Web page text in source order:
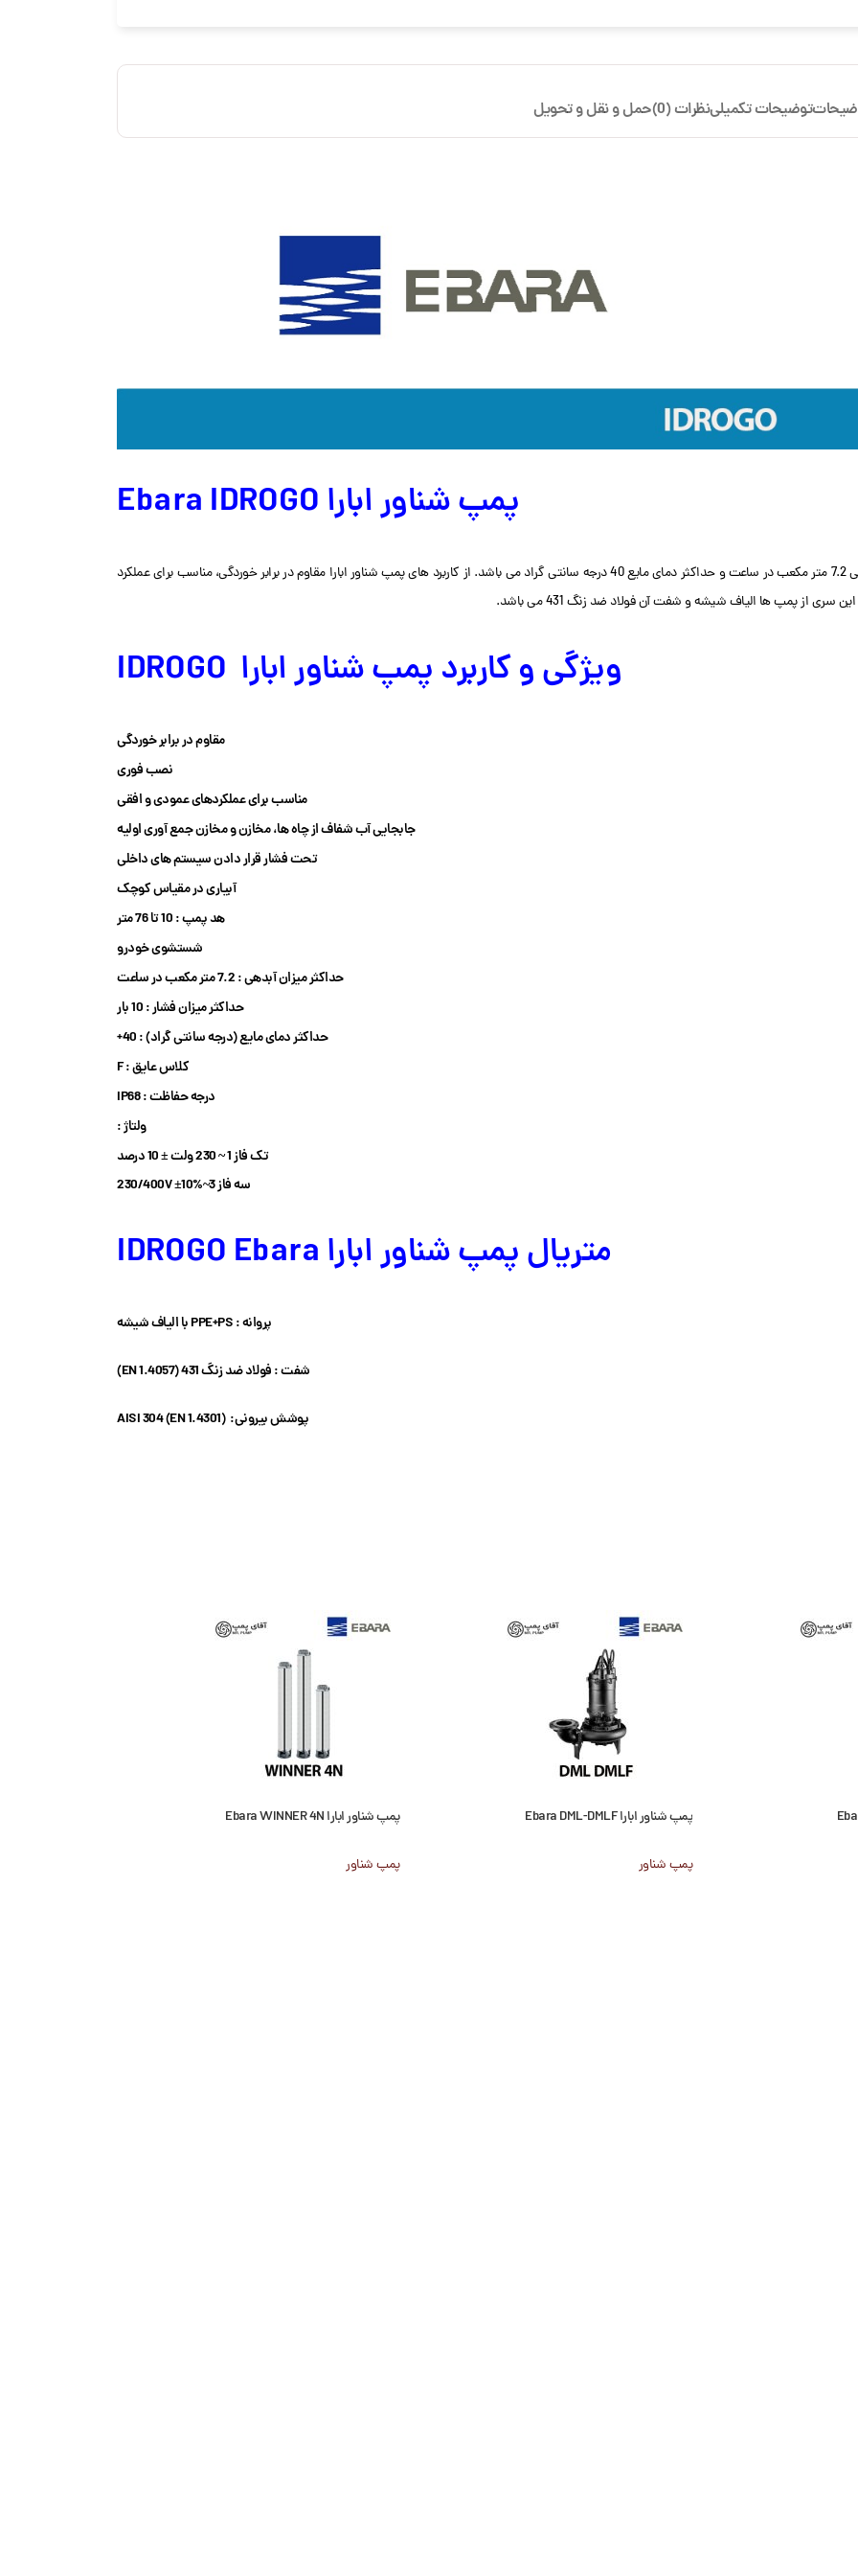
توضیحات تکمیلینظرات (0) حمل و نقل و تحویل
پمپ شناور ابارا Ebara IDROGO
ساخت کشور ژاپن است. این پمپ دارای حداکثر آبدهی 7.2 متر مکعب در ساعت و حداکثر دمای مایع 40 درجه سانتی گراد می باشد. از کاربرد های پمپ شناور ابارا مقاوم در برابر خوردگی، مناسب برای عملکرد
پمپ ها الیاف شیشه و شفت آن فولاد ضد زنگ 431 می باشد.
ویژگی و کاربرد پمپ شناور ابارا IDROGO
مقاوم در برابر خوردگی
نصب فوری
مناسب برای عملکردهای عمودی و افقی
جابجایی آب شفاف از چاه ها، مخازن و مخازن جمع آوری اولیه
تحت فشار قرار دادن سیستم های داخلی
آبیاری در مقیاس کوچک
هد پمپ : 10 تا 76 متر
شستشوی خودرو
حداکثر میزان آبدهی : 7.2 متر مکعب در ساعت
حداکثر میزان فشار : 10 بار
حداکثر دمای مایع (درجه سانتی گراد) : 40+
کلاس عایق : F
درجه حفاظت : IP68
ولتاژ :
تک فاز 1 ~ 230 ولت ± 10 درصد
سه فاز 3~230/400V ±10%
متریال پمپ شناور ابارا IDROGO Ebara
پروانه : PPE+PS با الیاف شیشه
شفت : فولاد ضد زنگ 431 (EN 1.4057)
پوشش بیرونی: AISI 304 (EN 1.4301)
پمپ شناور ابارا Ebara DML-DMLF
پمپ شناور
پمپ شناور ابارا Ebara WINNER 4N
پمپ شناور